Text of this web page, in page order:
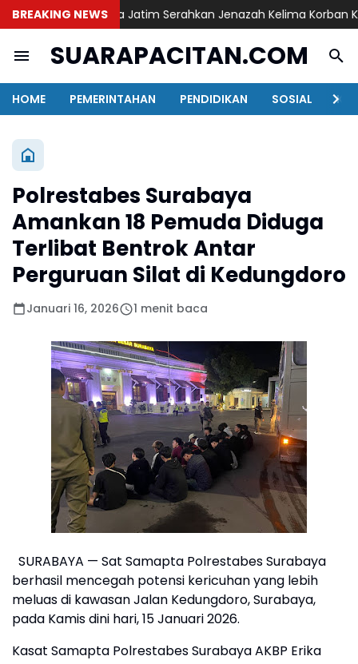
BREAKING NEWS
DVI Polda Jatim Serahkan Jenazah Kelima Korban KM
SUARAPACITAN.COM
HOME PEMERINTAHAN PENDIDIKAN SOSIAL
Polrestabes Surabaya
Amankan 18 Pemuda Diduga
Terlibat Bentrok Antar
Perguruan Silat di Kedungdoro
Januari 16, 2026 1 menit baca
SURABAYA — Sat Samapta Polrestabes Surabaya
berhasil mencegah potensi kericuhan yang lebih
meluas di kawasan Jalan Kedungdoro, Surabaya,
pada Kamis dini hari, 15 Januari 2026.
Kasat Samapta Polrestabes Surabaya AKBP Erika